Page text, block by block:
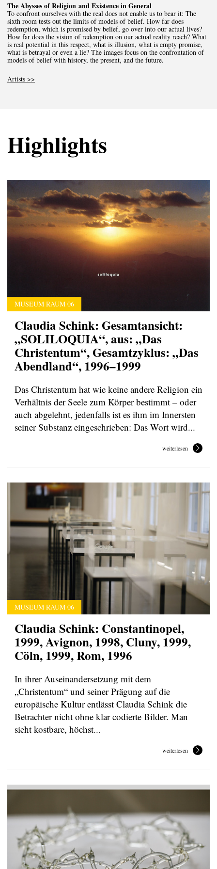
The Abysses of Religion and Existence in General
To confront ourselves with the real does not enable us to bear it: The
sixth room tests out the limits of models of belief. How far does
redemption, which is promised by belief, go over into our actual lives?
How far does the vision of redemption on our actual reality reach? What
is real potential in this respect, what is illusion, what is empty promise,
what is betrayal or even a lie? The images focus on the confrontation of
models of belief with history, the present, and the future.
Artists >>
Highlights
MUSEUM RAUM 06
Claudia Schink: Gesamtansicht:
„SOLILOQUIA“, aus: „Das
Christentum“, Gesamtzyklus: „Das
Abendland“, 1996–1999
Das Christentum hat wie keine andere Religion ein
Verhältnis der Seele zum Körper bestimmt – oder
auch abgelehnt, jedenfalls ist es ihm im Innersten
seiner Substanz eingeschrieben: Das Wort wird...
weiterlesen
MUSEUM RAUM 06
Claudia Schink: Constantinopel,
1999, Avignon, 1998, Cluny, 1999,
Cöln, 1999, Rom, 1996
In ihrer Auseinandersetzung mit dem
„Christentum“ und seiner Prägung auf die
europäische Kultur entlässt Claudia Schink die
Betrachter nicht ohne klar codierte Bilder. Man
sieht kostbare, höchst...
weiterlesen